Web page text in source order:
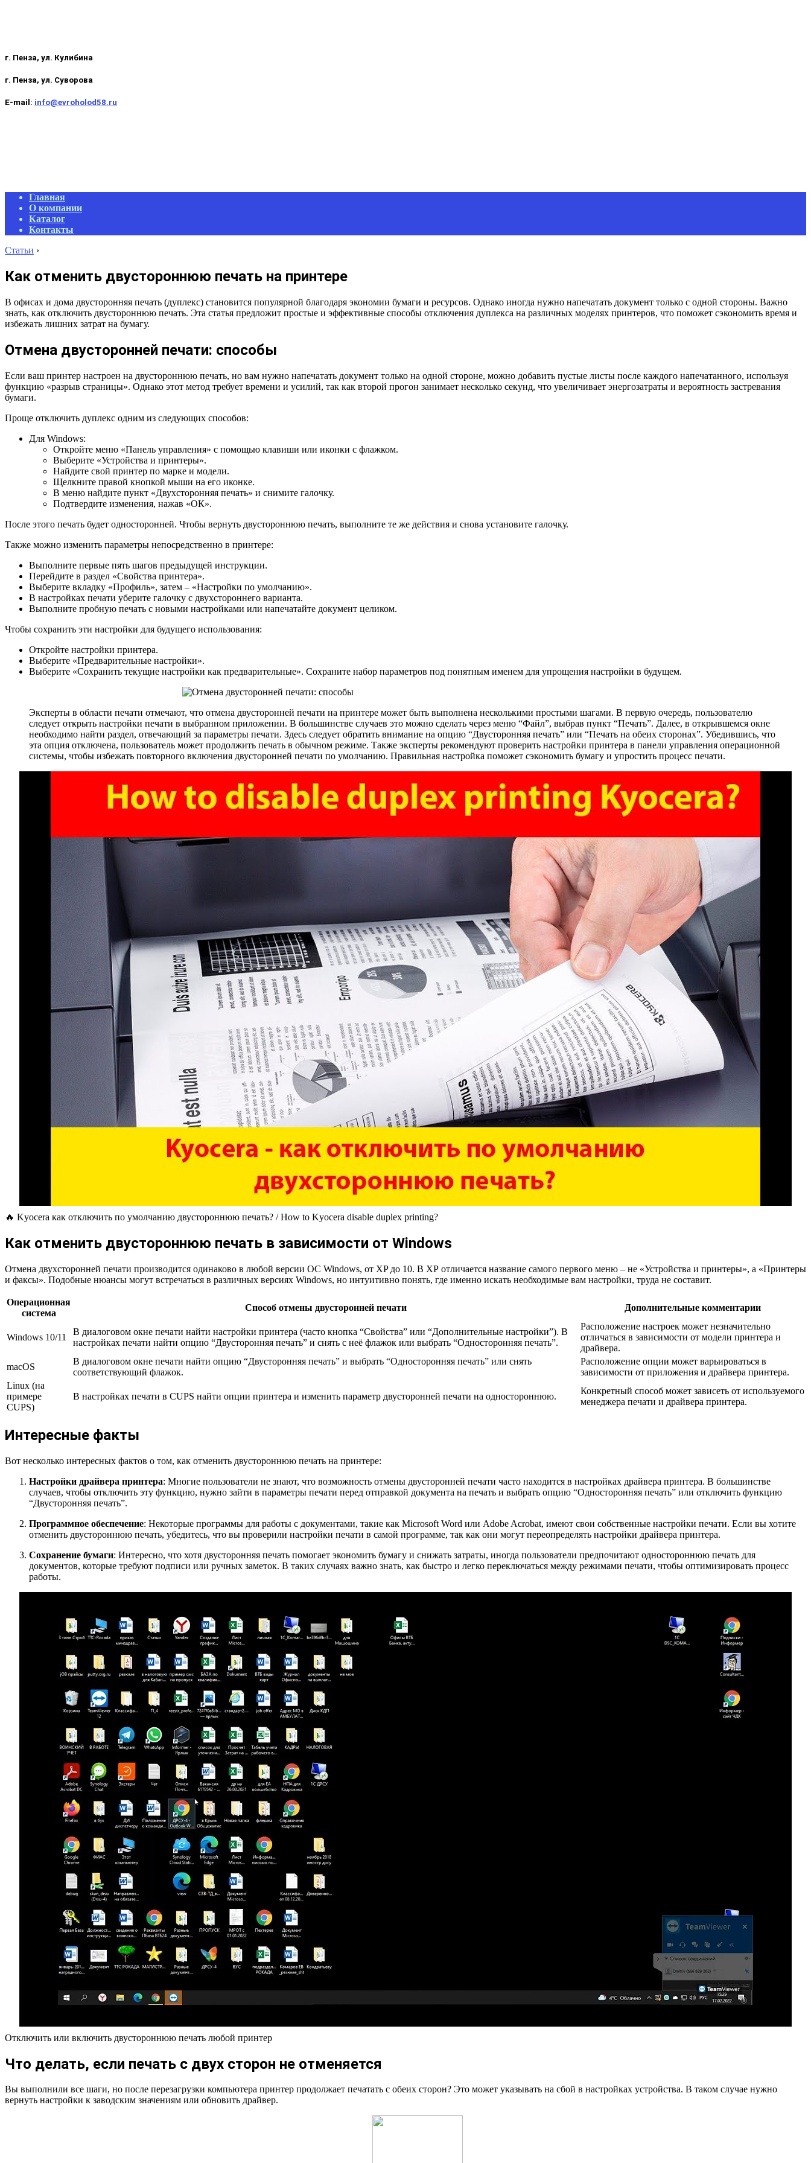
г. Пенза, ул. Кулибина
г. Пенза, ул. Суворова
E-mail: info@evroholod58.ru
Primary
Navigation
Menu
Главная
О компании
Каталог
Контакты
Статьи ›
Как отменить двустороннюю печать на принтере
В офисах и дома двусторонняя печать (дуплекс) становится популярной благодаря экономии бумаги и ресурсов. Однако иногда нужно напечатать документ только с одной стороны. Важно
знать, как отключить двустороннюю печать. Эта статья предложит простые и эффективные способы отключения дуплекса на различных моделях принтеров, что поможет сэкономить время и
избежать лишних затрат на бумагу.
Отмена двусторонней печати: способы
Если ваш принтер настроен на двустороннюю печать, но вам нужно напечатать документ только на одной стороне, можно добавить пустые листы после каждого напечатанного, используя
функцию «разрыв страницы». Однако этот метод требует времени и усилий, так как второй прогон занимает несколько секунд, что увеличивает энергозатраты и вероятность застревания
бумаги.
Проще отключить дуплекс одним из следующих способов:
Для Windows:
Откройте меню «Панель управления» с помощью клавиши или иконки с флажком.
Выберите «Устройства и принтеры».
Найдите свой принтер по марке и модели.
Щелкните правой кнопкой мыши на его иконке.
В меню найдите пункт «Двухсторонняя печать» и снимите галочку.
Подтвердите изменения, нажав «ОК».
После этого печать будет односторонней. Чтобы вернуть двустороннюю печать, выполните те же действия и снова установите галочку.
Также можно изменить параметры непосредственно в принтере:
Выполните первые пять шагов предыдущей инструкции.
Перейдите в раздел «Свойства принтера».
Выберите вкладку «Профиль», затем – «Настройки по умолчанию».
В настройках печати уберите галочку с двухстороннего варианта.
Выполните пробную печать с новыми настройками или напечатайте документ целиком.
Чтобы сохранить эти настройки для будущего использования:
Откройте настройки принтера.
Выберите «Предварительные настройки».
Выберите «Сохранить текущие настройки как предварительные». Сохраните набор параметров под понятным именем для упрощения настройки в будущем.
Эксперты в области печати отмечают, что отмена двусторонней печати на принтере может быть выполнена несколькими простыми шагами. В первую очередь, пользователю
следует открыть настройки печати в выбранном приложении. В большинстве случаев это можно сделать через меню “Файл”, выбрав пункт “Печать”. Далее, в открывшемся окне
необходимо найти раздел, отвечающий за параметры печати. Здесь следует обратить внимание на опцию “Двусторонняя печать” или “Печать на обеих сторонах”. Убедившись, что
эта опция отключена, пользователь может продолжить печать в обычном режиме. Также эксперты рекомендуют проверить настройки принтера в панели управления операционной
системы, чтобы избежать повторного включения двусторонней печати по умолчанию. Правильная настройка поможет сэкономить бумагу и упростить процесс печати.
🔥 Kyocera как отключить по умолчанию двустороннюю печать? / How to Kyocera disable duplex printing?
Как отменить двустороннюю печать в зависимости от Windows
Отмена двухсторонней печати производится одинаково в любой версии ОС Windows, от XP до 10. В ХР отличается название самого первого меню – не «Устройства и принтеры», а «Принтеры
и факсы». Подобные нюансы могут встречаться в различных версиях Windows, но интуитивно понять, где именно искать необходимые вам настройки, труда не составит.
Операционная
система
Способ отмены двусторонней печати Дополнительные комментарии
Windows 10/11
В диалоговом окне печати найти настройки принтера (часто кнопка “Свойства” или “Дополнительные настройки”). В
настройках печати найти опцию “Двусторонняя печать” и снять с неё флажок или выбрать “Односторонняя печать”.
Расположение настроек может незначительно
отличаться в зависимости от модели принтера и
драйвера.
macOS
В диалоговом окне печати найти опцию “Двусторонняя печать” и выбрать “Односторонняя печать” или снять
соответствующий флажок.
Расположение опции может варьироваться в
зависимости от приложения и драйвера принтера.
Linux (на
примере
CUPS)
В настройках печати в CUPS найти опции принтера и изменить параметр двусторонней печати на одностороннюю.
Конкретный способ может зависеть от используемого
менеджера печати и драйвера принтера.
Интересные факты
Вот несколько интересных фактов о том, как отменить двустороннюю печать на принтере:
Настройки драйвера принтера: Многие пользователи не знают, что возможность отмены двусторонней печати часто находится в настройках драйвера принтера. В большинстве
случаев, чтобы отключить эту функцию, нужно зайти в параметры печати перед отправкой документа на печать и выбрать опцию “Односторонняя печать” или отключить функцию
“Двусторонняя печать”.
Программное обеспечение: Некоторые программы для работы с документами, такие как Microsoft Word или Adobe Acrobat, имеют свои собственные настройки печати. Если вы хотите
отменить двустороннюю печать, убедитесь, что вы проверили настройки печати в самой программе, так как они могут переопределять настройки драйвера принтера.
Сохранение бумаги: Интересно, что хотя двусторонняя печать помогает экономить бумагу и снижать затраты, иногда пользователи предпочитают одностороннюю печать для
документов, которые требуют подписи или ручных заметок. В таких случаях важно знать, как быстро и легко переключаться между режимами печати, чтобы оптимизировать процесс
работы.
Отключить или включить двустороннюю печать любой принтер
Что делать, если печать с двух сторон не отменяется
Вы выполнили все шаги, но после перезагрузки компьютера принтер продолжает печатать с обеих сторон? Это может указывать на сбой в настройках устройства. В таком случае нужно
вернуть настройки к заводским значениям или обновить драйвер.